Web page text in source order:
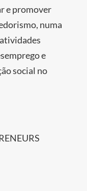
e promover
numa
e
social no